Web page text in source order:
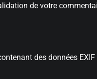
de votre
des données